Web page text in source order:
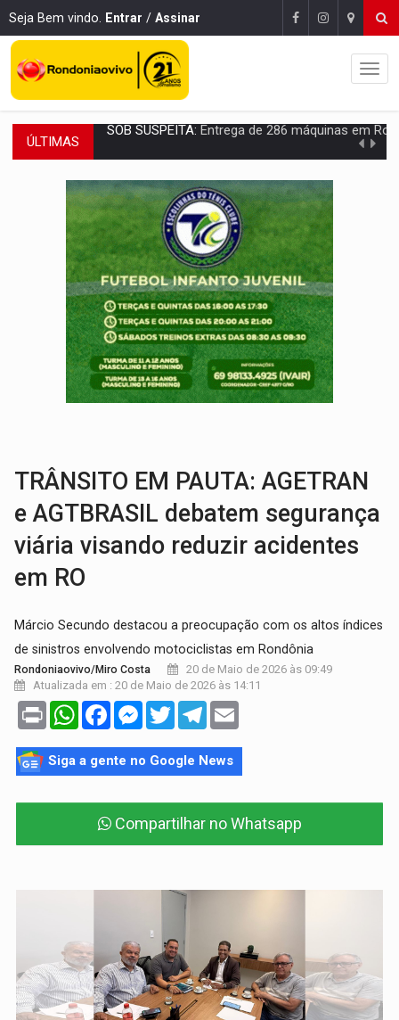
Seja Bem vindo. Entrar / Assinar
ÚLTIMAS Reter até 50% no distrato imobiliário é legal, mas não pode
DO HOSPITAL AO CAMPO:Veja as mais de 200 ações de Marcos
EXPANSÃO:Grupo Nova Era amplia presença em PVH e transforma Aramix
ROTA GLOBAL:PCC amplia presença internacional e transforma Brasil em
CONEXÃO RONDONIAOVIVO:Museólogo Antônio Ocampo conduz a história de
EXTENSÃO DE DANOS:Ferroviários pedem ao Iphan recuperação de área
VARIANDO O CARDÁPIO:Veja essa receita de carne assada para o
PREJUÍZO AOS ESTUDANTES:Greve dos professores em PVH é
TRÂNSITO EM PAUTA: AGETRAN
e AGTBRASIL debatem segurança
viária visando reduzir acidentes
em RO
Márcio Secundo destacou a preocupação com os altos índices
de sinistros envolvendo motociclistas em Rondônia
Rondoniaovivo/Miro Costa
20 de Maio de 2026 às 09:49
Atualizada em : 20 de Maio de 2026 às 14:11
Print WhatsAppFacebookMessenger
TwitterTelegram
Siga a gente no Google News
Compartilhar no Whatsapp